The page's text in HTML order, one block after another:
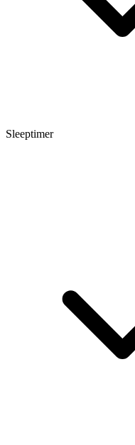
Sleeptimer